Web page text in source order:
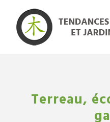
Terreau,